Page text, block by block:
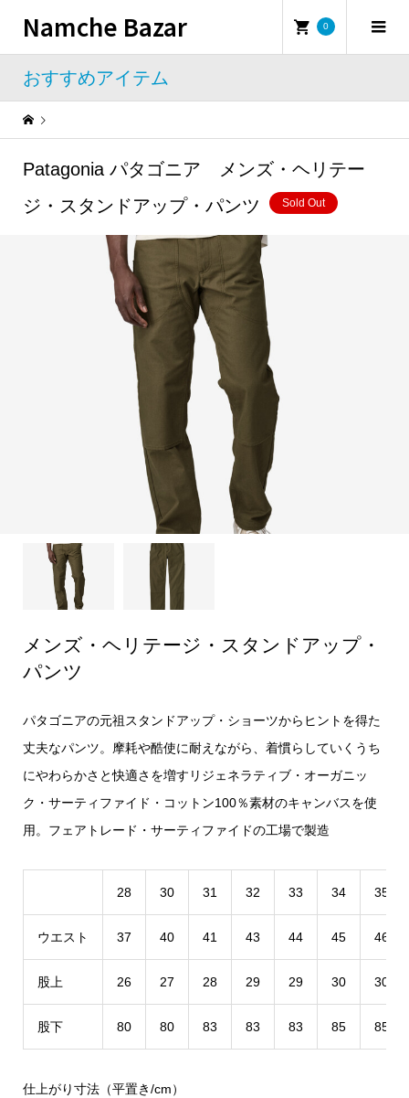
Namche Bazar 0
おすすめアイテム
Patagonia パタゴニア メンズ・ヘリテージ・スタンドアップ・パンツ
Patagonia パタゴニア メンズ・ヘリテー
ジ・スタンドアップ・パンツ
Sold Out
メンズ・ヘリテージ・スタンドアップ・
パンツ
パタゴニアの元祖スタンドアップ・ショーツからヒントを得た
丈夫なパンツ。摩耗や酷使に耐えながら、着慣らしていくうち
にやわらかさと快適さを増すリジェネラティブ・オーガニッ
ク・サーティファイド・コットン100％素材のキャンバスを使
用。フェアトレード・サーティファイドの工場で製造
28 30 31 32 33 34 35
ウエスト 37 40 41 43 44 45 46
股上 26 27 28 29 29 30 30
股下 80 80 83 83 83 85 85
仕上がり寸法（平置き/cm）